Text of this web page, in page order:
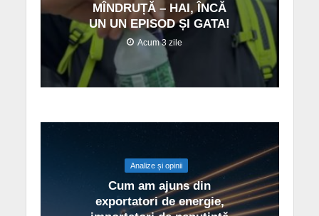
MÎNDRUȚĂ – HAI, ÎNCĂ
UN UN EPISOD ȘI GATA!
Acum 3 zile
Analize și opinii
Cum am ajuns din
exportatori de energie,